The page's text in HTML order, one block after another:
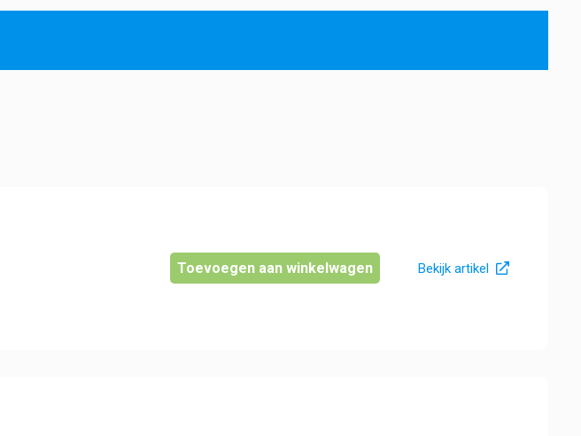
Toevoegen aan winkelwagen Bekijk artikel